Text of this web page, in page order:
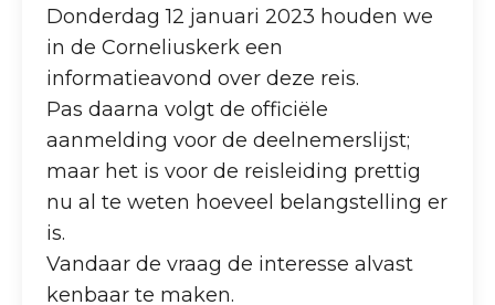
Donderdag 12 januari 2023 houden we
in de Corneliuskerk een
informatieavond over deze reis.
Pas daarna volgt de officiële
aanmelding voor de deelnemerslijst;
maar het is voor de reisleiding prettig
nu al te weten hoeveel belangstelling er
is.
Vandaar de vraag de interesse alvast
kenbaar te maken.